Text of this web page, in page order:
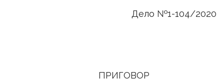
Дело №1-104/2020
ПРИГОВОР